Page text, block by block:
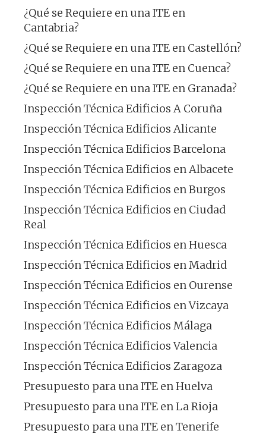
¿Qué se Requiere en una ITE en
Cantabria?
¿Qué se Requiere en una ITE en Castellón?
¿Qué se Requiere en una ITE en Cuenca?
¿Qué se Requiere en una ITE en Granada?
Inspección Técnica Edificios A Coruña
Inspección Técnica Edificios Alicante
Inspección Técnica Edificios Barcelona
Inspección Técnica Edificios en Albacete
Inspección Técnica Edificios en Burgos
Inspección Técnica Edificios en Ciudad
Real
Inspección Técnica Edificios en Huesca
Inspección Técnica Edificios en Madrid
Inspección Técnica Edificios en Ourense
Inspección Técnica Edificios en Vizcaya
Inspección Técnica Edificios Málaga
Inspección Técnica Edificios Valencia
Inspección Técnica Edificios Zaragoza
Presupuesto para una ITE en Huelva
Presupuesto para una ITE en La Rioja
Presupuesto para una ITE en Tenerife